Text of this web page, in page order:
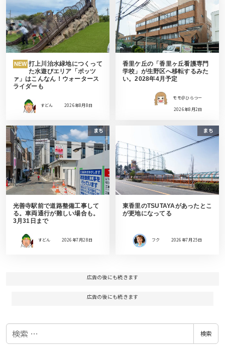
NEW 打上川治水緑地につくって
た水遊びエリア「ポッツ
ァ」はこんなん！ウォータース
ライダーも
すどん 2026年8月8日
香里ケ丘の「香里ヶ丘看護専門
学校」が生野区へ移転するみた
い。2028年4月予定
モモ＠ひらつー
2026年8月2日
まち
光善寺駅前で道路整備工事して
る。車両通行が難しい場合も。
3月31日まで
すどん 2026年7月28日
まち
東香里のTSUTAYAがあったとこ
が更地になってる
フク 2026年7月25日
広告の後にも続きます
広告の後にも続きます
検
検索